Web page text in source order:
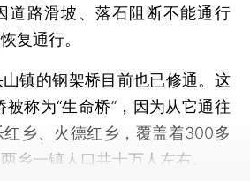
道路滑坡、落石阻断不能通行
复通行。
的钢架桥目前也已修通。这
称为“生命桥”，因为从它通往
乡、火德红乡，覆盖着300多
乡一镇人口共十万人左右。